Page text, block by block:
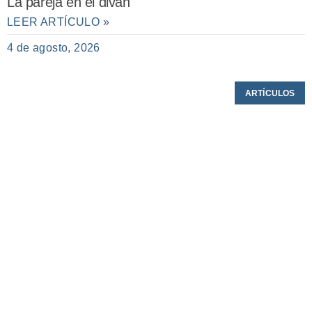
LEER ARTÍCULO »
4 de agosto, 2026
ARTÍCULOS